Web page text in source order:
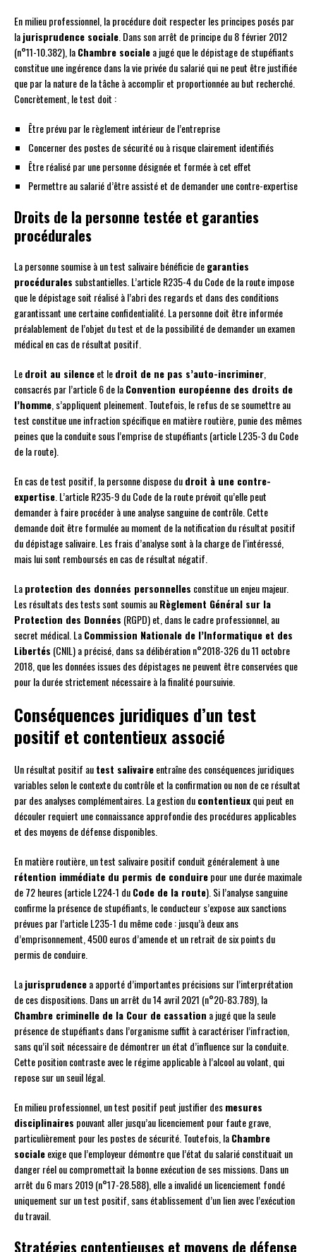
En milieu professionnel, la procédure doit respecter les principes posés par
lajurisprudence sociale . Dans son arrêt de principe du 8 février 2012
(n°11-10.382), laChambre socialea jugé que le dépistage de stupéfiants
constitue une ingérence dans la vie privée du salarié qui ne peut être justifiée
que par la nature de la tâche à accomplir et proportionnée au but recherché.
Concrètement, le test doit :
Être prévu par le règlement intérieur de l’entreprise
Concerner des postes de sécurité ou à risque clairement identifiés
Être réalisé par une personne désignée et formée à cet effet
Permettre au salarié d’être assisté et de demander une contre-expertise
Droits de la personne testée et garanties
procédurales
La personne soumise à un test salivaire bénéficie degaranties
procédurales substantielles. L’article R235-4 du Code de la route impose
que le dépistage soit réalisé à l’abri des regards et dans des conditions
garantissant une certaine confidentialité. La personne doit être informée
préalablement de l’objet du test et de la possibilité de demander un examen
médical en cas de résultat positif.
Ledroit au silenceet ledroit de ne pas s’auto-incriminer
consacrés par l’article 6 de laConvention européenne des droits de
l’homme , s’appliquent pleinement. Toutefois, le refus de se soumettre au
test constitue une infraction spécifique en matière routière, punie des mêmes
peines que la conduite sous l’emprise de stupéfiants (article L235-3 du Code
de la route).
En cas de test positif, la personne dispose dudroit à une contre-
expertise . L’article R235-9 du Code de la route prévoit qu’elle peut
demander à faire procéder à une analyse sanguine de contrôle. Cette
demande doit être formulée au moment de la notification du résultat positif
du dépistage salivaire. Les frais d’analyse sont à la charge de l’intéressé,
mais lui sont remboursés en cas de résultat négatif.
Laprotection des données personnelles constitue un enjeu majeur.
Les résultats des tests sont soumis auRèglement Général sur la
Protection des Données (RGPD) et, dans le cadre professionnel, au
secret médical. LaCommission Nationale de l’Informatique et des
Libertés (CNIL) a précisé, dans sa délibération n°2018-326 du 11 octobre
2018, que les données issues des dépistages ne peuvent être conservées que
pour la durée strictement nécessaire à la finalité poursuivie.
Conséquences juridiques d’un test
positif et contentieux associé
Un résultat positif autest salivaireentraîne des conséquences juridiques
variables selon le contexte du contrôle et la confirmation ou non de ce résultat
par des analyses complémentaires. La gestion ducontentieuxqui peut en
découler requiert une connaissance approfondie des procédures applicables
et des moyens de défense disponibles.
En matière routière, un test salivaire positif conduit généralement à une
rétention immédiate du permis de conduirepour une durée maximale
de 72 heures (article L224-1 duCode de la route). Si l’analyse sanguine
confirme la présence de stupéfiants, le conducteur s’expose aux sanctions
prévues par l’article L235-1 du même code : jusqu’à deux ans
d’emprisonnement, 4500 euros d’amende et un retrait de six points du
permis de conduire.
Lajurisprudencea apporté d’importantes précisions sur l’interprétation
de ces dispositions. Dans un arrêt du 14 avril 2021 (n°20-83.789), la
Chambre criminelle de la Cour de cassation a jugé que la seule
présence de stupéfiants dans l’organisme suffit à caractériser l’infraction,
sans qu’il soit nécessaire de démontrer un état d’influence sur la conduite.
Cette position contraste avec le régime applicable à l’alcool au volant, qui
repose sur un seuil légal.
En milieu professionnel, un test positif peut justifier desmesures
disciplinaires pouvant aller jusqu’au licenciement pour faute grave,
particulièrement pour les postes de sécurité. Toutefois, laChambre
socialeexige que l’employeur démontre que l’état du salarié constituait un
danger réel ou compromettait la bonne exécution de ses missions. Dans un
arrêt du 6 mars 2019 (n°17-28.588), elle a invalidé un licenciement fondé
uniquement sur un test positif, sans établissement d’un lien avec l’exécution
du travail.
Stratégies contentieuses et moyens de défense